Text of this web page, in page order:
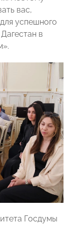
вас,
успешного
в
Госдумы